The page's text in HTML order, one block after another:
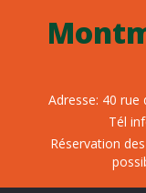
Adresse: 40 rue
Tél
Réservation